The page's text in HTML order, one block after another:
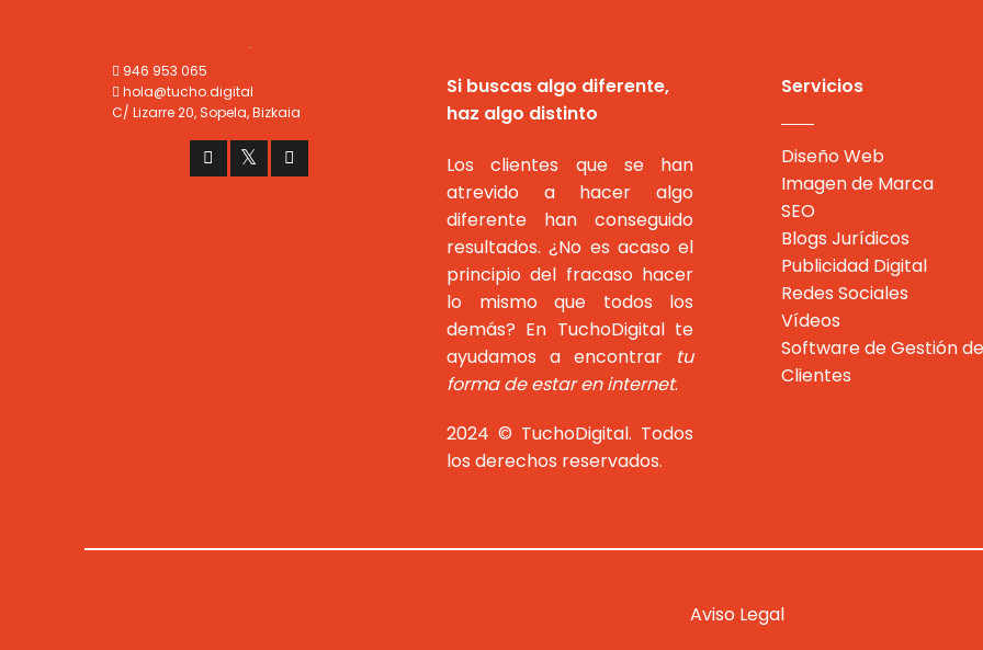
946 953 065
hola@tucho.digital
C/ Lizarre 20, Sopela, Bizkaia
Si buscas algo diferente,
haz algo distinto
Los clientes que se han
atrevido a hacer algo
diferente han conseguido
resultados. ¿No es acaso el
principio del fracaso hacer
lo mismo que todos los
demás? En TuchoDigital te
ayudamos a encontrar tu
forma de estar en internet.
2024 © TuchoDigital. Todos
los derechos reservados.
Servicios
Diseño Web
Imagen de Marca
SEO
Blogs Jurídicos
Publicidad Digital
Redes Sociales
Vídeos
Software de Gestión de
Clientes
Aviso Legal